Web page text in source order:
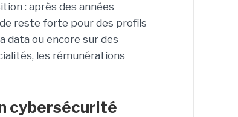
: après des années
reste forte pour des profils
data ou encore sur des
les rémunérations
cybersécurité